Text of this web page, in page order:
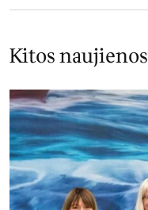
Kitos naujienos